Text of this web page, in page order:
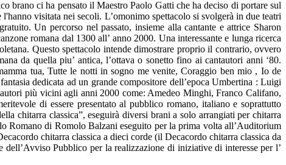
brano ci ha pensato il Maestro Paolo Gatti che ha deciso di portare sul
visitata nei secoli. L’omonimo spettacolo si svolgerà in due teatri
Un percorso nel passato, insieme alla cantante e attrice Sharon
romana dal 1300 all’ anno 2000. Una interessante e lunga ricerca
Questo spettacolo intende dimostrare proprio il contrario, ovvero
da quella piu’ antica, l’ottava o sonetto fino ai cantautori anni ‘80.
tua, Tutte le notti in sogno me venite, Coraggio ben mio , Io de
dedicata ad un grande compositore dell’epoca Umbertina : Luigi
più vicini agli anni 2000 come: Amedeo Minghi, Franco Califano,
di essere presentato al pubblico romano, italiano e soprattutto
chitarra classica”, eseguirà diversi brani a solo arrangiati per chitarra
Romano di Romolo Balzani eseguito per la prima volta all’Auditorium
chitarra classica a dieci corde (il Decacordo chitarra classica da
Pubblico per la realizzazione di iniziative di interesse per l’